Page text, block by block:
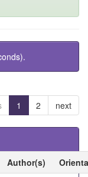
1 2 next
Author(s)